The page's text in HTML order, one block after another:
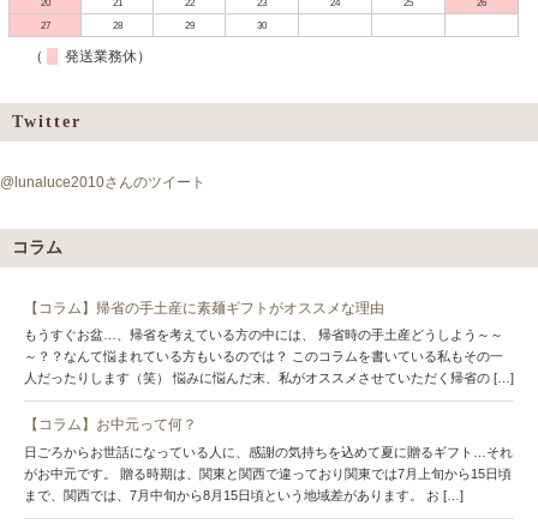
20
21 22 23 24 25
26
27
28 29 30
（ 発送業務休）
Twitter
@lunaluce2010さんのツイート
コラム
【コラム】帰省の手土産に素麺ギフトがオススメな理由
もうすぐお盆…、帰省を考えている方の中には、 帰省時の手土産どうしよう～～
～？？なんて悩まれている方もいるのでは？ このコラムを書いている私もその一
人だったりします（笑） 悩みに悩んだ末、私がオススメさせていただく帰省の […]
【コラム】お中元って何？
日ごろからお世話になっている人に、感謝の気持ちを込めて夏に贈るギフト…それ
がお中元です。 贈る時期は、関東と関西で違っており関東では7月上旬から15日頃
まで、関西では、7月中旬から8月15日頃という地域差があります。 お […]